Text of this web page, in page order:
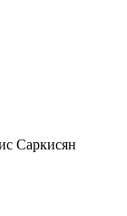
Саркисян